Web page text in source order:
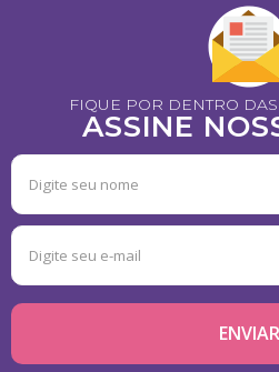
FIQUE POR DENTRO
ASSINE